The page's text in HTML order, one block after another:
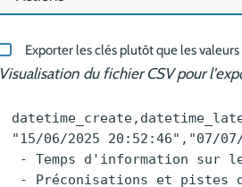
Exporter les clés plutôt que les
Visualisation du fichier CSV pour
datetime_create,datetime_latest,"Titre du projet *","Date de début du projet *","Bandeau logo partenaire nécessitant un affichage en haut de page","Type d'action",Résumé,"Image de présentation (400*300px) *",Objectifs,Description,Enjeux,Budget,"Durée et déroulé","Site Web",Adresse,"Code postal",Ville,"Géolocalisation de l'adresse",Partenaires,"Référent.e.s *","Témoignage des partenaires","Le projet est-il toujours d'actualité ?","Priorité (numéro pour la ligne, lettre pour la colonne)"
"15/06/2025 20:52:46","07/07/2026 07:05:11","Accompagnement à la mise en